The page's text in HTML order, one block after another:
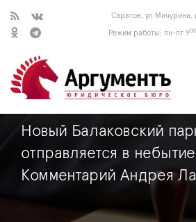
Саратов, ул Мичурина,
Режим работы: пн-пт 900
Новый Балаковский
отправляется в
Комментарий Андрея